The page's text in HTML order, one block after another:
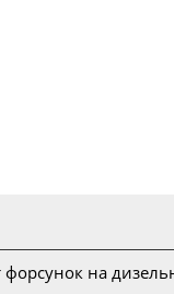
форсунок на